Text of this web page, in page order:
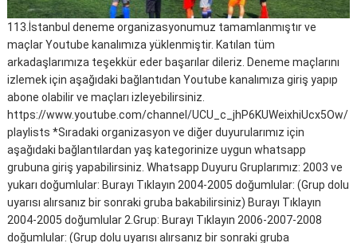
113.İstanbul deneme organizasyonumuz tamamlanmıştır ve
maçlar Youtube kanalımıza yüklenmiştir. Katılan tüm
arkadaşlarımıza teşekkür eder başarılar dileriz. Deneme maçlarını
izlemek için aşağıdaki bağlantıdan Youtube kanalımıza giriş yapıp
abone olabilir ve maçları izleyebilirsiniz.
https://www.youtube.com/channel/UCU_c_jhP6KUWeixhiUcx5Ow/
playlists *Sıradaki organizasyon ve diğer duyurularımız için
aşağıdaki bağlantılardan yaş kategorinize uygun whatsapp
grubuna giriş yapabilirsiniz. Whatsapp Duyuru Gruplarımız: 2003 ve
yukarı doğumlular: Burayı Tıklayın 2004-2005 doğumlular: (Grup dolu
uyarısı alırsanız bir sonraki gruba bakabilirsiniz) Burayı Tıklayın
2004-2005 doğumlular 2.Grup: Burayı Tıklayın 2006-2007-2008
doğumlular: (Grup dolu uyarısı alırsanız bir sonraki gruba